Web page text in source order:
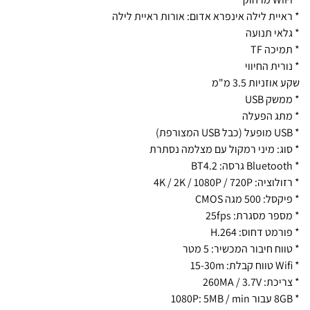
* ראיית לילה אינפרא אדום: אורות ראיית לילה
* גלאי תנועה
* תמיכה TF
* נורית החיווי
שקע אוזניות 3.5 מ"מ
* ממשק USB
* מתג הפעלה
* USB מופעל (כבל USB המצורפת)
* סוג: מיני רמקול עם מצלמה נסתרת
* Bluetooth גרסה: BT4.2
* רזולוציה: 4K / 2K / 1080P / 720P
* פיקסל: 500 מגה CMOS
* מספר מסגרת: 25fps
* פורמט דחוס: H.264
* טווח חיבור המכשיר: 5 מטר
* Wifi טווח קבלת: 15-30m
* צריכת: 260MA / 3.7V
* 8GB עבור 1080P: 5MB / min